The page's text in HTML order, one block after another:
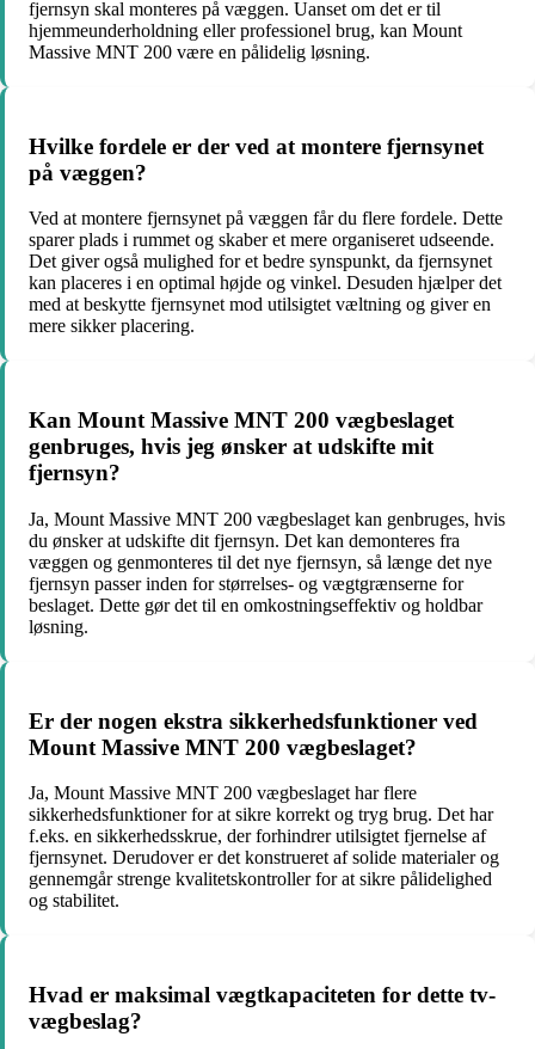
fjernsyn skal monteres på væggen. Uanset om det er til
hjemmeunderholdning eller professionel brug, kan Mount
Massive MNT 200 være en pålidelig løsning.
Hvilke fordele er der ved at montere fjernsynet
på væggen?
Ved at montere fjernsynet på væggen får du flere fordele. Dette
sparer plads i rummet og skaber et mere organiseret udseende.
Det giver også mulighed for et bedre synspunkt, da fjernsynet
kan placeres i en optimal højde og vinkel. Desuden hjælper det
med at beskytte fjernsynet mod utilsigtet væltning og giver en
mere sikker placering.
Kan Mount Massive MNT 200 vægbeslaget
genbruges, hvis jeg ønsker at udskifte mit
fjernsyn?
Ja, Mount Massive MNT 200 vægbeslaget kan genbruges, hvis
du ønsker at udskifte dit fjernsyn. Det kan demonteres fra
væggen og genmonteres til det nye fjernsyn, så længe det nye
fjernsyn passer inden for størrelses- og vægtgrænserne for
beslaget. Dette gør det til en omkostningseffektiv og holdbar
løsning.
Er der nogen ekstra sikkerhedsfunktioner ved
Mount Massive MNT 200 vægbeslaget?
Ja, Mount Massive MNT 200 vægbeslaget har flere
sikkerhedsfunktioner for at sikre korrekt og tryg brug. Det har
f.eks. en sikkerhedsskrue, der forhindrer utilsigtet fjernelse af
fjernsynet. Derudover er det konstrueret af solide materialer og
gennemgår strenge kvalitetskontroller for at sikre pålidelighed
og stabilitet.
Hvad er maksimal vægtkapaciteten for dette tv-
vægbeslag?